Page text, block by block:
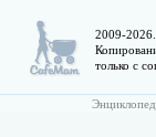
2009-
только с